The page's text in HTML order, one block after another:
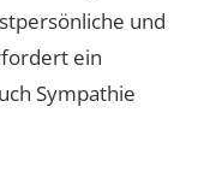
und
ein
Sympathie